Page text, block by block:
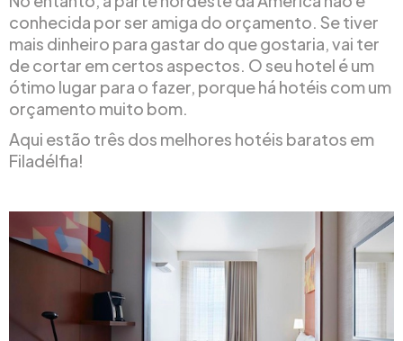
conhecida por ser amiga do orçamento. Se tiver
mais dinheiro para gastar do que gostaria, vai ter
de cortar em certos aspectos. O seu hotel é um
ótimo lugar para o fazer, porque há hotéis com um
orçamento muito bom.
Aqui estão três dos melhores hotéis baratos em
Filadélfia!